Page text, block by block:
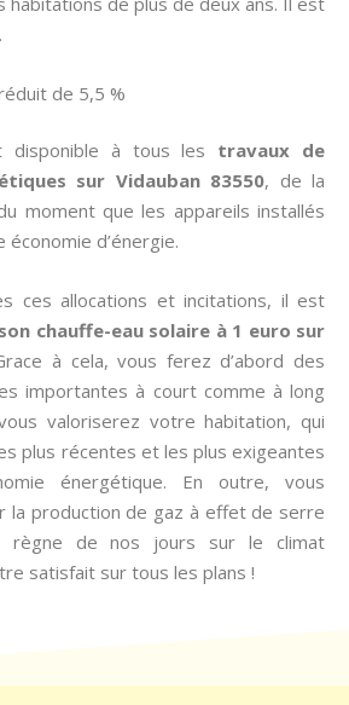
de 5,5 %
disponible à tous les travaux de
sur Vidauban 83550, de la
moment que les appareils installés
d’énergie.
ces allocations et incitations, il est
chauffe-eau solaire à 1 euro sur
à cela, vous ferez d’abord des
importantes à court comme à long
valoriserez votre habitation, qui
plus récentes et les plus exigeantes
énergétique. En outre, vous
la production de gaz à effet de serre
règne de nos jours sur le climat
satisfait sur tous les plans !